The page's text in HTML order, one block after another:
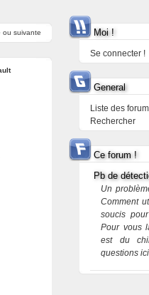
ou suivante Moi !
Se connecter !
General
Liste des
Rechercher
Ce forum !
Pb de
Un
Comment
soucis
Pour vous
est du
questions